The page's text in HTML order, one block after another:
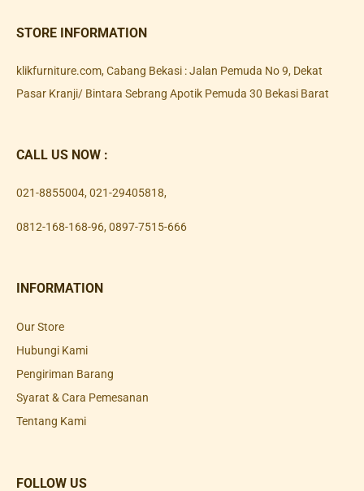
STORE INFORMATION
klikfurniture.com, Cabang Bekasi : Jalan Pemuda No 9, Dekat
Pasar Kranji/ Bintara Sebrang Apotik Pemuda 30 Bekasi Barat
CALL US NOW :
021-8855004, 021-29405818,
0812-168-168-96, 0897-7515-666
INFORMATION
Our Store
Hubungi Kami
Pengiriman Barang
Syarat & Cara Pemesanan
Tentang Kami
FOLLOW US